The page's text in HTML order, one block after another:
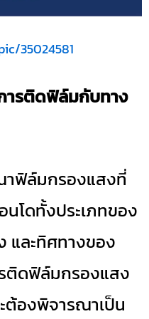
35024581
ารติดฟิล์มกับทาง
ฟิล์มกรองแสงที่
นโดทั้งประเภทของ
และทิศทางของ
ติดฟิล์มกรองแสง
ต้องพิจารณาเป็น